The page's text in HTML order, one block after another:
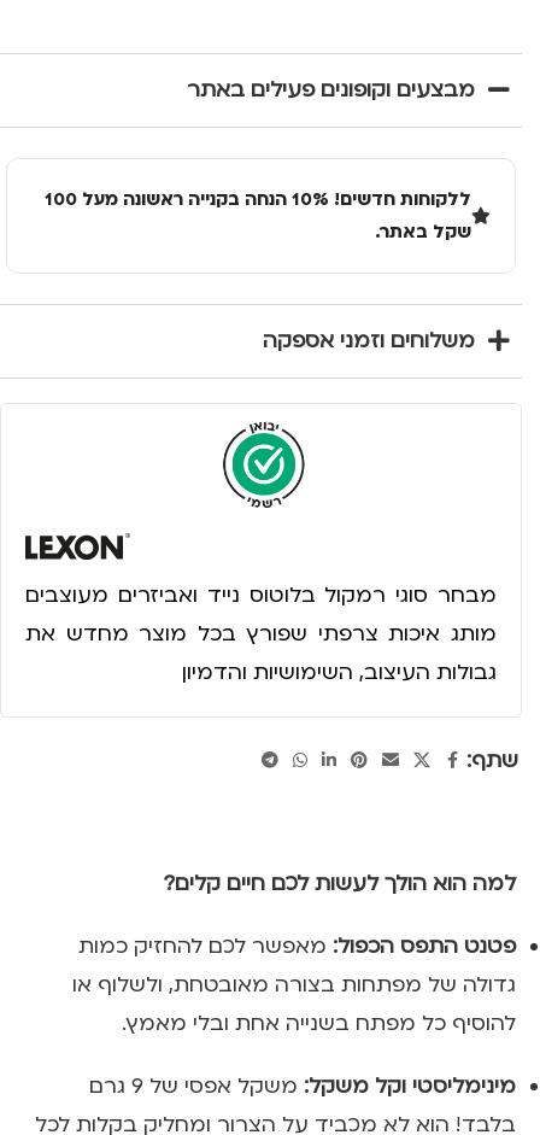
מבצעים וקופונים פעילים באתר
ללקוחות חדשים! 10% הנחה בקנייה ראשונה מעל 100
שקל באתר.
משלוחים וזמני אספקה
מבחר סוגי רמקול בלוטוס נייד ואביזרים מעוצבים
מותג איכות צרפתי שפורץ בכל מוצר מחדש את
גבולות העיצוב, השימושיות והדמיון
שתף:
למה הוא הולך לעשות לכם חיים קלים?
פטנט התפס הכפול: מאפשר לכם להחזיק כמות
גדולה של מפתחות בצורה מאובטחת, ולשלוף או
להוסיף כל מפתח בשנייה אחת ובלי מאמץ.
מינימליסטי וקל משקל:
משקל אפסי של 9 גרם
בלבד! הוא לא מכביד על הצרור ומחליק בקלות לכל